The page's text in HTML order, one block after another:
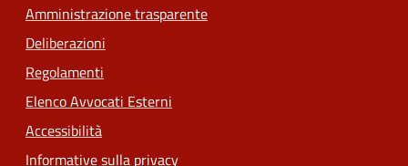
Amministrazione trasparente
Deliberazioni
Regolamenti
Elenco Avvocati Esterni
Accessibilità
Informative sulla privacy